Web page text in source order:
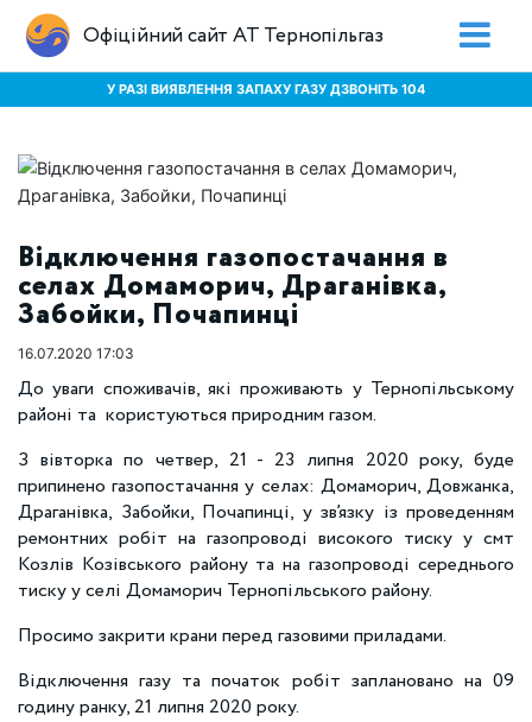
Офіційний сайт АТ Тернопільгаз
У РАЗІ ВИЯВЛЕННЯ ЗАПАХУ ГАЗУ ДЗВОНІТЬ 104
Відключення газопостачання в
селах Домаморич, Драганівка,
Забойки, Почапинці
16.07.2020 17:03
До уваги споживачів, які проживають у Тернопільському
районі та користуються природним газом.
З вівторка по четвер, 21 - 23 липня 2020 року, буде
припинено газопостачання у селах: Домаморич, Довжанка,
Драганівка, Забойки, Почапинці, у зв’язку із проведенням
ремонтних робіт на газопроводі високого тиску у смт
Козлів Козівського району та на газопроводі середнього
тиску у селі Домаморич Тернопільського району.
Просимо закрити крани перед газовими приладами.
Відключення газу та початок робіт заплановано на 09
годину ранку, 21 липня 2020 року.